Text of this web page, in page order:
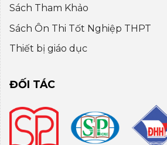
Sách Tham Khảo
Sách Ôn Thi Tốt Nghiệp THPT
Thiết bị giáo dục
ĐỐI TÁC